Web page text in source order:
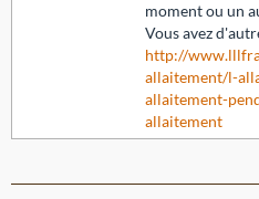
moment ou un
Vous avez
http://
allaitement/l-
allaitement-
allaitement